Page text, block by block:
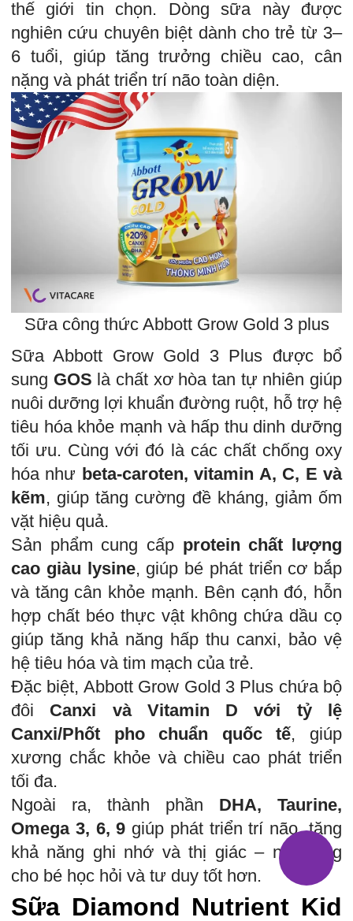
thế giới tin chọn. Dòng sữa này được
nghiên cứu chuyên biệt dành cho trẻ từ 3–
6 tuổi, giúp tăng trưởng chiều cao, cân
nặng và phát triển trí não toàn diện.
Sữa công thức Abbott Grow Gold 3 plus
Sữa Abbott Grow Gold 3 Plus được bổ
sung GOS là chất xơ hòa tan tự nhiên giúp
nuôi dưỡng lợi khuẩn đường ruột, hỗ trợ hệ
tiêu hóa khỏe mạnh và hấp thu dinh dưỡng
tối ưu. Cùng với đó là các chất chống oxy
hóa như beta-caroten, vitamin A, C, E và
kẽm, giúp tăng cường đề kháng, giảm ốm
vặt hiệu quả.
Sản phẩm cung cấp protein chất lượng
cao giàu lysine, giúp bé phát triển cơ bắp
và tăng cân khỏe mạnh. Bên cạnh đó, hỗn
hợp chất béo thực vật không chứa dầu cọ
giúp tăng khả năng hấp thu canxi, bảo vệ
hệ tiêu hóa và tim mạch của trẻ.
Đặc biệt, Abbott Grow Gold 3 Plus chứa bộ
đôi Canxi và Vitamin D với tỷ lệ
Canxi/Phốt pho chuẩn quốc tế, giúp
xương chắc khỏe và chiều cao phát triển
tối đa.
Ngoài ra, thành phần DHA, Taurine,
Omega 3, 6, 9 giúp phát triển trí não, tăng
khả năng ghi nhớ và thị giác – nền tảng
cho bé học hỏi và tư duy tốt hơn.
Sữa Diamond Nutrient Kid